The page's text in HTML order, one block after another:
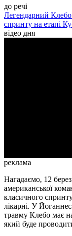
до речі
Легендарний Клебо
спринту на етапі
відео дня
реклама
Нагадаємо, 12
американської
класичного
лікарні. У
травму Клебо має
який буде